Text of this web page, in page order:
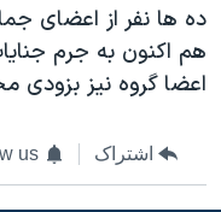
ده ها نفر از اعضای
هم اکنون به جرم
اعضا گروه نيز بزودی
اشتراک us